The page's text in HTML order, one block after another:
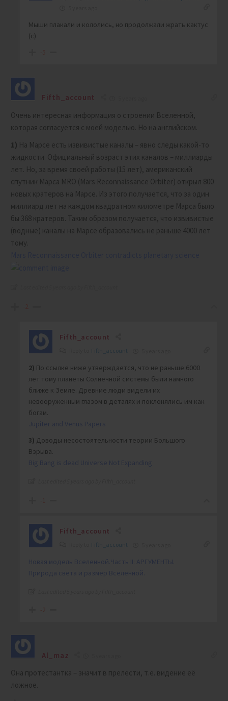
Мыши плакали и кололись, но продолжали жрать кактус
(с)
-5
Fifth_account
Очень интересная информация о строении Вселенной,
которая согласуется с моей моделью. Но на английском.
1) На Марсе есть извивистые каналы – явно следы какой-то
жидкости. Официальный возраст этих каналов – миллиарды
лет. Но, за время своей работы (15 лет), американский
спутник Марса MRO (Mars Reconnaissance Orbiter) открыл 800
новых кратеров на Марсе. Из этого получается, что за один
миллиард лет на каждом квадратном километре Марса было
бы 368 кратеров. Таким образом получается, что извивистые
(водные) каналы на Марсе образовались не раньше 4000 лет
тому.
Fifth_account
Fifth_account
2) По ссылке ниже утверждается, что не раньше 6000
лет тому планеты Солнечной системы были намного
ближе к Земле. Древние люди видели их
невооруженным глазом в деталях и поклонялись им как
богам.
Jupiter and Venus Papers
3) Доводы несостоятельности теории Большого
Взрыва.
Big Bang is dead Universe Not Expanding
-1
Fifth_account
Fifth_account
Новая модель Вселенной.Часть II: АРГУМЕНТЫ.
Природа света и размер Вселенной.
Al_maz
Она протестантка – значит в прелести, т.е. видение её
ложное.